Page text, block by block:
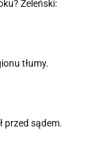
Zeleński:
tłumy.
przed sądem.